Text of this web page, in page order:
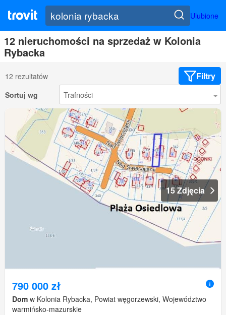
Ulubione
12 nieruchomości na sprzedaż w Kolonia
Rybacka
12 rezultatów Filtry
Sortuj wg
15 Zdjęcia
790 000 zł
Dom w Kolonia Rybacka, Powiat węgorzewski, Województwo
warmińsko-mazurskie